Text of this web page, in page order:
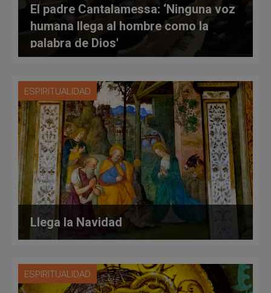
El padre Cantalamessa: ‘Ninguna voz
humana llega al hombre como la
palabra de Dios'
ESPIRITUALIDAD
Llega la Navidad
ESPIRITUALIDAD